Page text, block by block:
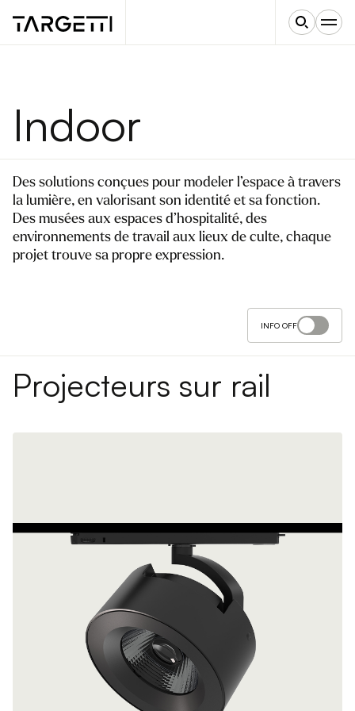
Indoor
Des solutions conçues pour modeler l’espace à travers
la lumière, en valorisant son identité et sa fonction.
Des musées aux espaces d’hospitalité, des
environnements de travail aux lieux de culte, chaque
projet trouve sa propre expression.
INFO OFF
Projecteurs sur rail